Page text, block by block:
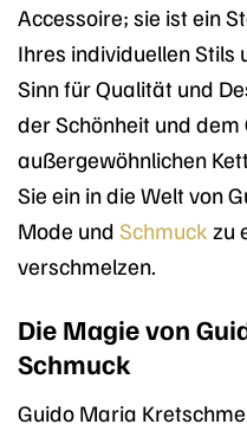
Accessoire; sie ist ein
Ihres individuellen Stils
Sinn für Qualität und
der Schönheit und
außergewöhnlichen
Sie ein in die Welt von
Mode und Schmuck zu
verschmelzen.
Die Magie von
Schmuck
Guido Maria